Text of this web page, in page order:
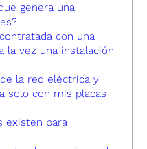
genera una
con una
la vez una instalación
la red eléctrica y
solo con mis placas
existen para